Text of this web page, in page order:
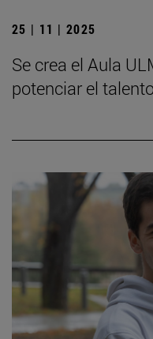
25 | 11 | 2025
Se crea el Aula
potenciar el